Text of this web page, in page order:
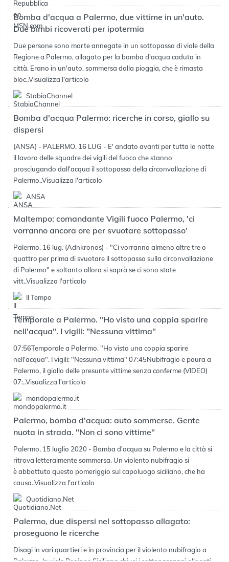
Bomba d'acqua a Palermo, due vittime in un'auto.
Due bimbi ricoverati per ipotermia
Due persone sono morte annegate in un sottopasso di viale della
Regione a Palermo, allagato per la bomba d'acqua caduta in
città. Erano in un'auto, sommersa dalla pioggia, che è rimasta
bloc..Visualizza l'articolo
StabiaChannel
Bomba d'acqua Palermo: ricerche in corso, giallo su
dispersi
(ANSA) - PALERMO, 16 LUG - E' andato avanti per tutta la notte
il lavoro delle squadre dei vigili del fuoco che stanno
prosciugando dall'acqua il sottopasso della circonvallazione di
Palermo..Visualizza l'articolo
ANSA
Maltempo: comandante Vigili fuoco Palermo, 'ci
vorranno ancora ore per svuotare sottopasso'
Palermo, 16 lug. (Adnkronos) - "Ci vorranno almeno altre tre o
quattro per prima di svuotare il sottopasso sulla circonvallazione
di Palermo" e soltanto allora si saprà se ci sono state
vitt..Visualizza l'articolo
Il Tempo
Temporale a Palermo. "Ho visto una coppia sparire
nell'acqua". I vigili: "Nessuna vittima"
07:56Temporale a Palermo. "Ho visto una coppia sparire
nell'acqua". I vigili: "Nessuna vittima" 07:45Nubifragio e paura a
Palermo, il giallo delle presunte vittime senza conferme (VIDEO)
07:..Visualizza l'articolo
mondopalermo.it
Palermo, bomba d'acqua: auto sommerse. Gente
nuota in strada. "Non ci sono vittime"
Palermo, 15 luglio 2020 - Bomba d'acqua su Palermo e la città si
ritrova letteralmente sommersa. Un violento nubifragio si
è abbattuto questo pomeriggio sul capoluogo siciliano, che ha
causa..Visualizza l'articolo
Quotidiano.Net
Palermo, due dispersi nel sottopasso allagato:
proseguono le ricerche
Disagi in vari quartieri e in provincia per il violento nubifragio a